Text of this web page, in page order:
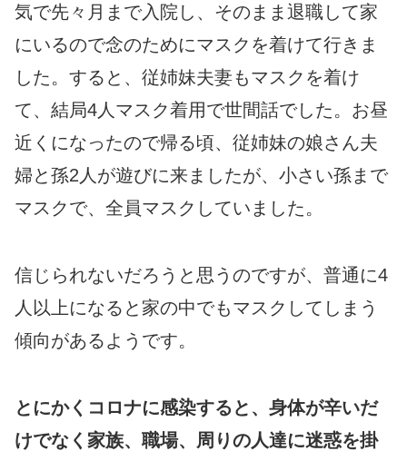
気で先々月まで入院し、そのまま退職して家
にいるので念のためにマスクを着けて行きま
した。すると、従姉妹夫妻もマスクを着け
て、結局4人マスク着用で世間話でした。お昼
近くになったので帰る頃、従姉妹の娘さん夫
婦と孫2人が遊びに来ましたが、小さい孫まで
マスクで、全員マスクしていました。
信じられないだろうと思うのですが、普通に4
人以上になると家の中でもマスクしてしまう
傾向があるようです。
とにかくコロナに感染すると、身体が辛いだ
けでなく家族、職場、周りの人達に迷惑を掛